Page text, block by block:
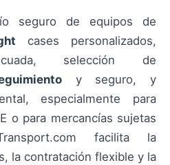
seguro de equipos de
cases personalizados,
selección de
y seguro, y
especialmente para
o para mercancías sujetas
facilita la
la contratación flexible y la